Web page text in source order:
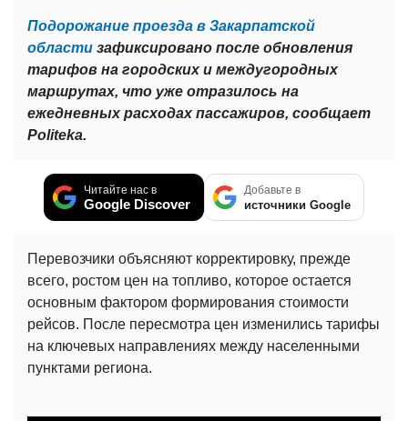
Подорожание проезда в Закарпатской
области зафиксировано после обновления
тарифов на городских и междугородных
маршрутах, что уже отразилось на
ежедневных расходах пассажиров, сообщает
Politeka.
Читайте нас в
Google Discover
Добавьте в
источники Google
Перевозчики объясняют корректировку, прежде
всего, ростом цен на топливо, которое остается
основным фактором формирования стоимости
рейсов. После пересмотра цен изменились тарифы
на ключевых направлениях между населенными
пунктами региона.